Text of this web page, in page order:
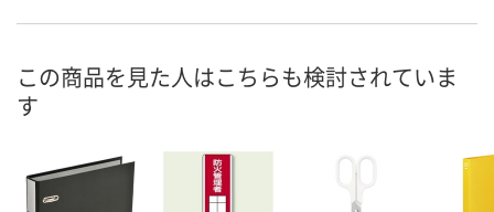
お申込番
在庫 あり 6点 4点
この商品を見た人はこちらも検討されていま
す